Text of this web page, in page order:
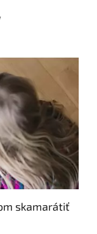
skamarátiť